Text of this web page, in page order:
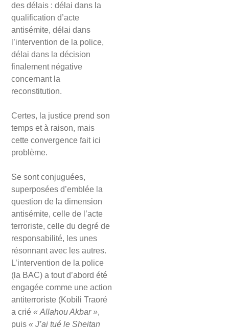
des délais : délai dans la
qualification d’acte
antisémite, délai dans
l’intervention de la police,
délai dans la décision
finalement négative
concernant la
reconstitution.
Certes, la justice prend son
temps et à raison, mais
cette convergence fait ici
problème.
Se sont conjuguées,
superposées d’emblée la
question de la dimension
antisémite, celle de l’acte
terroriste, celle du degré de
responsabilité, les unes
résonnant avec les autres.
L’intervention de la police
(la BAC) a tout d’abord été
engagée comme une action
antiterroriste (Kobili Traoré
a crié « Allahou Akbar »,
puis « J’ai tué le Sheitan